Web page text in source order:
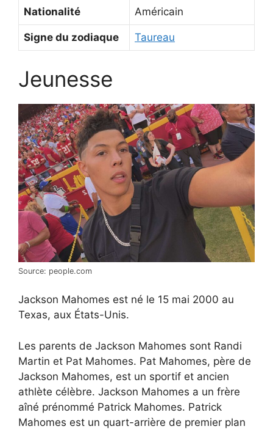
Nationalité Américain
Signe du zodiaque Taureau
Jeunesse
Source: people.com
Jackson Mahomes est né le 15 mai 2000 au
Texas, aux États-Unis.
Les parents de Jackson Mahomes sont Randi
Martin et Pat Mahomes. Pat Mahomes, père de
Jackson Mahomes, est un sportif et ancien
athlète célèbre. Jackson Mahomes a un frère
aîné prénommé Patrick Mahomes. Patrick
Mahomes est un quart-arrière de premier plan